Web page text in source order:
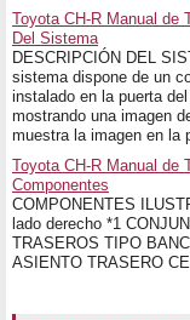
Toyota CH-R Manual de
Del Sistema
DESCRIPCIÓN DEL
sistema dispone de un
instalado en la puerta
mostrando una imagen
muestra la imagen en la
Toyota CH-R Manual de
Componentes
COMPONENTES
lado derecho *1
TRASEROS TIPO
ASIENTO TRASERO